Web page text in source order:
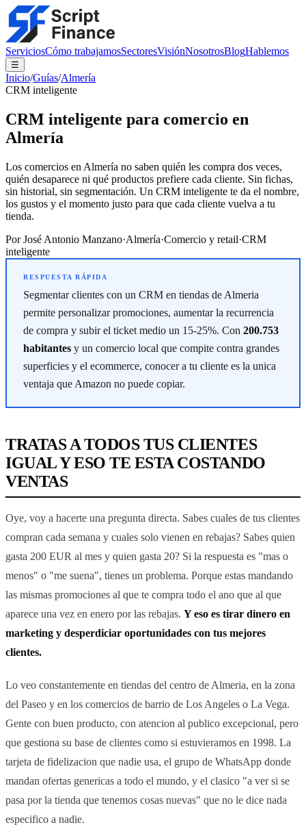
ServiciosCómo trabajamosSectoresVisiónNosotrosBlogHablemos
☰
Inicio/Guías/Almería
CRM inteligente
CRM inteligente para comercio en
Almería
Los comercios en Almería no saben quién les compra dos veces,
quién desaparece ni qué productos prefiere cada cliente. Sin fichas,
sin historial, sin segmentación. Un CRM inteligente te da el nombre,
los gustos y el momento justo para que cada cliente vuelva a tu
tienda.
PorJosé Antonio Manzano·Almería·Comercio y retail·CRM
inteligente
Segmentar clientes con un CRM en tiendas de Almeria
permite personalizar promociones, aumentar la recurrencia
de compra y subir el ticket medio un 15-25%. Con 200.753
habitantes y un comercio local que compite contra grandes
superficies y el ecommerce, conocer a tu cliente es la unica
ventaja que Amazon no puede copiar.
TRATAS A TODOS TUS CLIENTES
IGUAL Y ESO TE ESTA COSTANDO
VENTAS
Oye, voy a hacerte una pregunta directa. Sabes cuales de tus clientes
compran cada semana y cuales solo vienen en rebajas? Sabes quien
gasta 200 EUR al mes y quien gasta 20? Si la respuesta es "mas o
menos" o "me suena", tienes un problema. Porque estas mandando
las mismas promociones al que te compra todo el ano que al que
aparece una vez en enero por las rebajas. Y eso es tirar dinero en
marketing y desperdiciar oportunidades con tus mejores
clientes.
Lo veo constantemente en tiendas del centro de Almeria, en la zona
del Paseo y en los comercios de barrio de Los Angeles o La Vega.
Gente con buen producto, con atencion al publico excepcional, pero
que gestiona su base de clientes como si estuvieramos en 1998. La
tarjeta de fidelizacion que nadie usa, el grupo de WhatsApp donde
mandan ofertas genericas a todo el mundo, y el clasico "a ver si se
pasa por la tienda que tenemos cosas nuevas" que no le dice nada
especifico a nadie.